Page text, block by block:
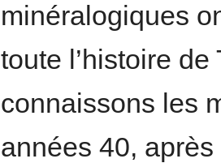
minéralogiques
toute l’histoire
connaissons les
années 40,